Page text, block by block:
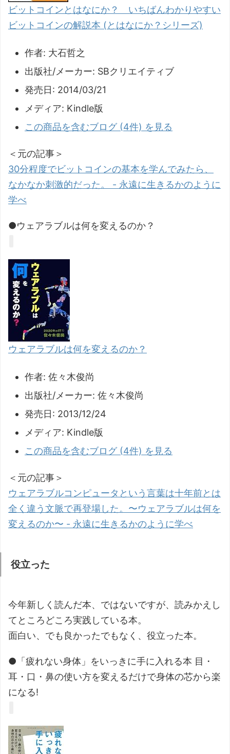
ビットコインとはなにか？ いちばんわかりやすい
ビットコインの解説本 (とはなにか？シリーズ)
作者: 大石哲之
出版社/メーカー: SBクリエイティブ
発売日: 2014/03/21
メディア: Kindle版
この商品を含むブログ (4件) を見る
＜元の記事＞
30分程度でビットコインの基本を学んでみたら、
なかなか刺激的だった。 - 永遠に生きるかのように
学べ
●ウェアラブルは何を変えるのか？
ウェアラブルは何を変えるのか？
作者: 佐々木俊尚
出版社/メーカー: 佐々木俊尚
発売日: 2013/12/24
メディア: Kindle版
この商品を含むブログ (4件) を見る
＜元の記事＞
ウェアラブルコンピュータという言葉は十年前とは
全く違う文脈で再登場した。〜ウェアラブルは何を
変えるのか〜 - 永遠に生きるかのように学べ
役立った
今年新しく読んだ本、ではないですが、読みかえし
てところどころ実践している本。
面白い、でも良かったでもなく、役立った本。
●「疲れない身体」をいっきに手に入れる本 目・
耳・口・鼻の使い方を変えるだけで身体の芯から楽
になる!